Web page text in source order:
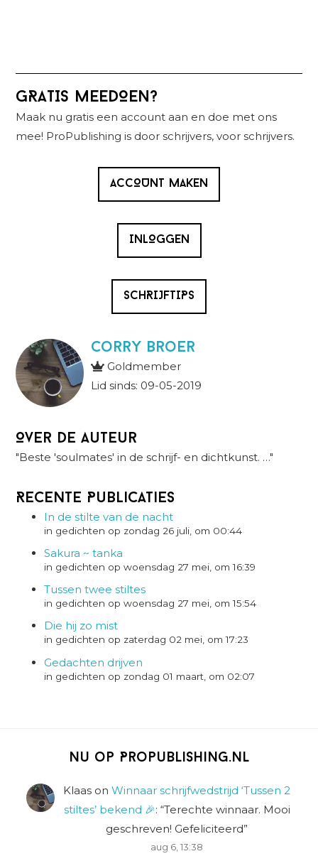
Primaire
Sidebar
GRATIS MEEDOEN?
Maak nu gratis een account aan en doe met ons
mee! ProPublishing is door schrijvers, voor schrijvers.
ACCOUNT MAKEN
INLOGGEN
SCHRIJFTIPS
Corry Broer
Goldmember
Lid sinds: 09-05-2019
Over de auteur
"Beste 'soulmates' in de schrijf- en dichtkunst. …"
Recente Publicaties
In de stilte van de nacht
in gedichten op zondag 26 juli, om 00:44
Sakura ~ tanka
in gedichten op woensdag 27 mei, om 16:39
Tussen twee stiltes
in gedichten op woensdag 27 mei, om 15:54
Die hij zo mist
in gedichten op zaterdag 02 mei, om 17:23
Gedachten drijven
in gedichten op zondag 01 maart, om 02:07
Nu op Propublishing.nl
Klaas on Winnaar schrijfwedstrijd ‘Tussen 2
stiltes’ bekend 🎉: “Terechte winnaar. Mooi
geschreven! Gefeliciteerd”
aug 6, 13:38